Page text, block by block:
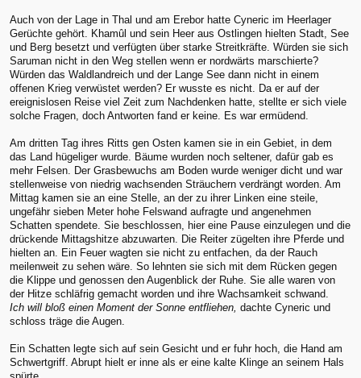
Auch von der Lage in Thal und am Erebor hatte Cyneric im Heerlager
Gerüchte gehört. Khamûl und sein Heer aus Ostlingen hielten Stadt, See
und Berg besetzt und verfügten über starke Streitkräfte. Würden sie sich
Saruman nicht in den Weg stellen wenn er nordwärts marschierte?
Würden das Waldlandreich und der Lange See dann nicht in einem
offenen Krieg verwüstet werden? Er wusste es nicht. Da er auf der
ereignislosen Reise viel Zeit zum Nachdenken hatte, stellte er sich viele
solche Fragen, doch Antworten fand er keine. Es war ermüdend.
Am dritten Tag ihres Ritts gen Osten kamen sie in ein Gebiet, in dem
das Land hügeliger wurde. Bäume wurden noch seltener, dafür gab es
mehr Felsen. Der Grasbewuchs am Boden wurde weniger dicht und war
stellenweise von niedrig wachsenden Sträuchern verdrängt worden. Am
Mittag kamen sie an eine Stelle, an der zu ihrer Linken eine steile,
ungefähr sieben Meter hohe Felswand aufragte und angenehmen
Schatten spendete. Sie beschlossen, hier eine Pause einzulegen und die
drückende Mittagshitze abzuwarten. Die Reiter zügelten ihre Pferde und
hielten an. Ein Feuer wagten sie nicht zu entfachen, da der Rauch
meilenweit zu sehen wäre. So lehnten sie sich mit dem Rücken gegen
die Klippe und genossen den Augenblick der Ruhe. Sie alle waren von
der Hitze schläfrig gemacht worden und ihre Wachsamkeit schwand.
Ich will bloß einen Moment der Sonne entfliehen, dachte Cyneric und
schloss träge die Augen.
Ein Schatten legte sich auf sein Gesicht und er fuhr hoch, die Hand am
Schwertgriff. Abrupt hielt er inne als er eine kalte Klinge an seinem Hals